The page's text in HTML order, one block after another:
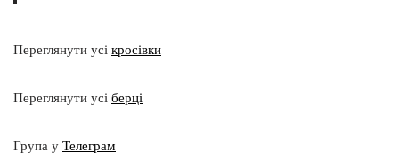
Переглянути усі кросівки
Переглянути усі берці
Група у Телеграм